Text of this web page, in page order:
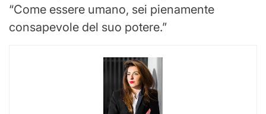
“Come essere umano, sei pienamente
consapevole del suo potere.”